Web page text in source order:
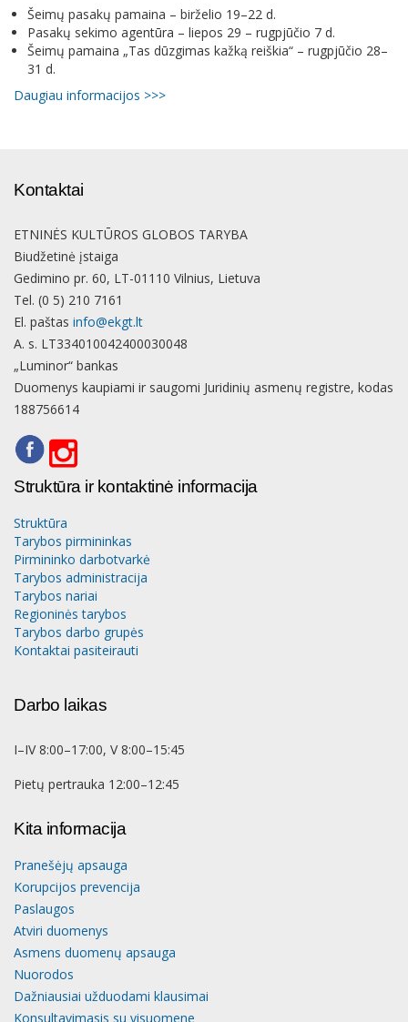
Šeimų pasakų pamaina – birželio 19–22 d.
Pasakų sekimo agentūra – liepos 29 – rugpjūčio 7 d.
Šeimų pamaina „Tas dūzgimas kažką reiškia“ – rugpjūčio 28–
31 d.
Daugiau informacijos >>>
Kontaktai
ETNINĖS KULTŪROS GLOBOS TARYBA
Biudžetinė įstaiga
Gedimino pr. 60, LT-01110 Vilnius, Lietuva
Tel. (0 5) 210 7161
El. paštas info@ekgt.lt
A. s. LT334010042400030048
„Luminor“ bankas
Duomenys kaupiami ir saugomi Juridinių asmenų registre, kodas
188756614
Struktūra ir kontaktinė informacija
Struktūra
Tarybos pirmininkas
Pirmininko darbotvarkė
Tarybos administracija
Tarybos nariai
Regioninės tarybos
Tarybos darbo grupės
Kontaktai pasiteirauti
Darbo laikas
I–IV 8:00–17:00, V 8:00–15:45
Pietų pertrauka 12:00–12:45
Kita informacija
Pranešėjų apsauga
Korupcijos prevencija
Paslaugos
Atviri duomenys
Asmens duomenų apsauga
Nuorodos
Dažniausiai užduodami klausimai
Konsultavimasis su visuomene